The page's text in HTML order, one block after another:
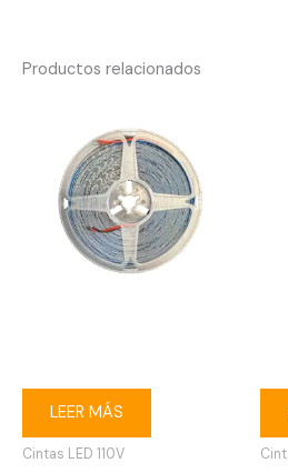
Productos relacionados
LEER MÁS
Cintas LED 110V